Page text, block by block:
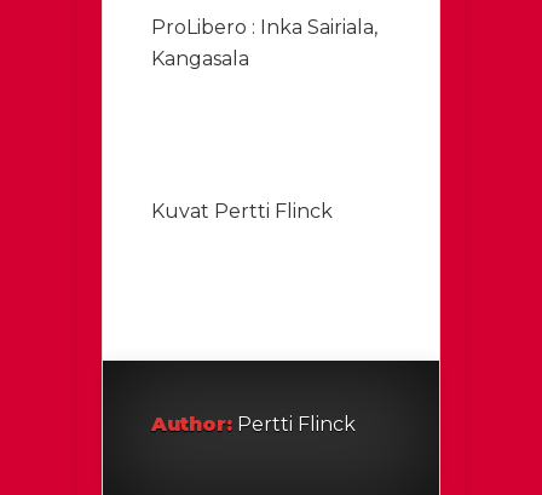
ProLibero : Inka Sairiala,
Kangasala
Kuvat Pertti Flinck
Author: Pertti Flinck